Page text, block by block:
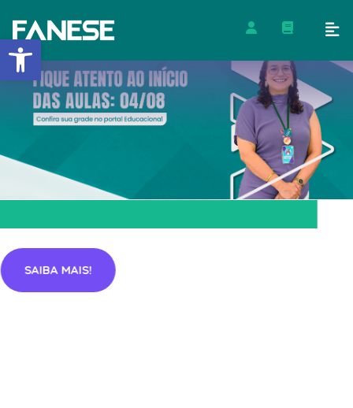
Barra de Ferramentas
SAIBA MAIS!